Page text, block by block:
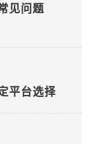
见问题
平台选择